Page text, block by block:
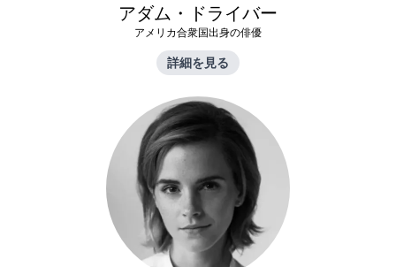
アダム・ドライバー
アメリカ合衆国出身の俳優
詳細を見る